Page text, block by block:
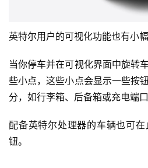
英特尔用户的可视化功能也有小幅
当你停车并在可视化界面中旋转
些小点，这些小点会显示一些按
分，如行李箱、后备箱或充电端口
配备英特尔处理器的车辆也可
钮。